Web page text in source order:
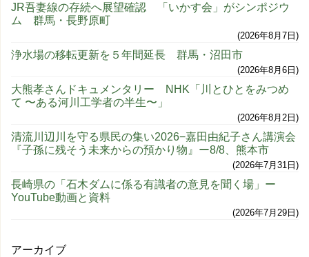
JR吾妻線の存続へ展望確認 「いかす会」がシンポジウ
ム 群馬・長野原町
2026年8月7日
浄水場の移転更新を５年間延長 群馬・沼田市
2026年8月6日
大熊孝さんドキュメンタリー NHK「川とひとをみつめ
て 〜ある河川工学者の半生〜」
2026年8月2日
清流川辺川を守る県民の集い2026−嘉田由紀子さん講演会
『子孫に残そう未来からの預かり物』ー8/8、熊本市
2026年7月31日
長崎県の「石木ダムに係る有識者の意見を聞く場」ー
YouTube動画と資料
2026年7月29日
アーカイブ